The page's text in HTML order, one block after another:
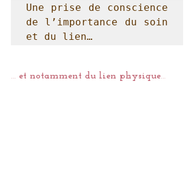
Une prise de conscience
de l’importance du soin
et du lien…
… et notamment du lien physique…